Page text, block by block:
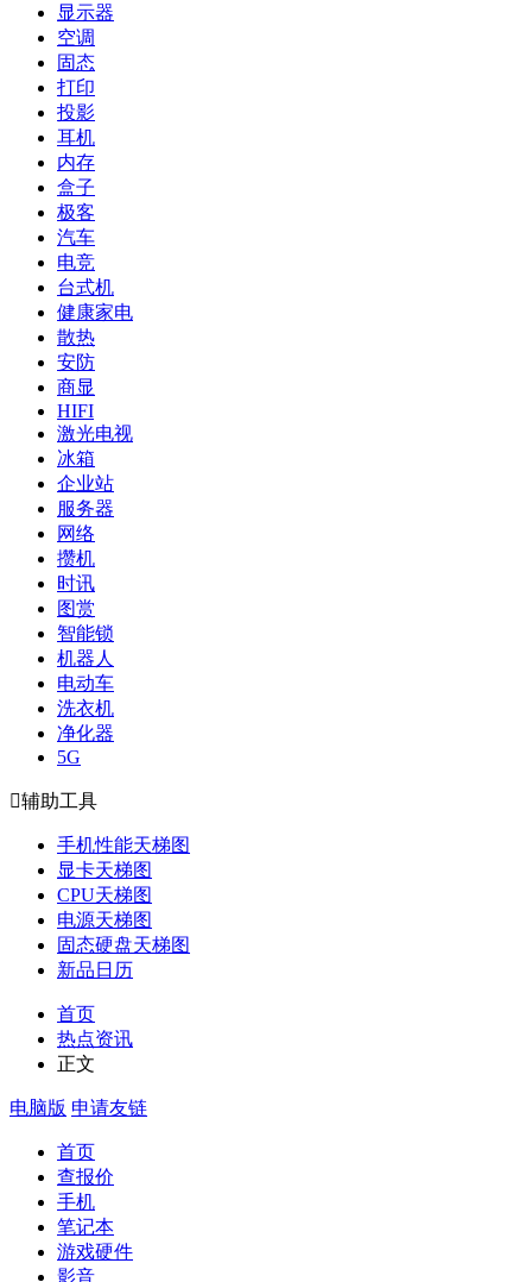
显示器
空调
固态
打印
投影
耳机
内存
盒子
极客
汽车
电竞
台式机
健康家电
散热
安防
商显
HIFI
激光电视
冰箱
企业站
服务器
网络
攒机
时讯
图赏
智能锁
机器人
电动车
洗衣机
净化器
5G
辅助工具
手机性能天梯图
显卡天梯图
CPU天梯图
电源天梯图
固态硬盘天梯图
新品日历
首页
热点资讯
正文
电脑版 申请友链
首页
查报价
手机
笔记本
游戏硬件
影音